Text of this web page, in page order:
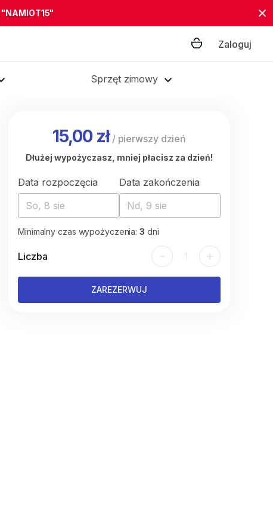
"NAMIOT15"
Zaloguj
Sprzęt zimowy
15,00 zł/ pierwszy dzień
Dłużej wypożyczasz, mniej płacisz za dzień!
Data rozpoczęcia
So, 8 sie
Data zakończenia
Nd, 9 sie
Minimalny czas wypożyczenia: 3 dni
Liczba - 1 +
ZAREZERWUJ